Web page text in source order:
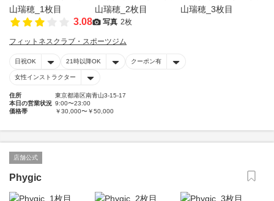
3.08 写真 2枚
フィットネスクラブ・スポーツジム
日祝OK 21時以降OK クーポン有
女性インストラクター
住所
東京都港区南青山3-15-17
本日の営業状況 9:00〜23:00
価格帯
￥30,000〜￥50,000
店舗公式
Phygic